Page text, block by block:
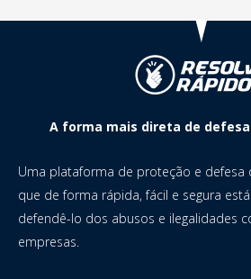
A forma mais direta de
Uma plataforma de proteção e defesa
que de forma rápida, fácil e segura
defendê-lo dos abusos e ilegalidades
empresas.